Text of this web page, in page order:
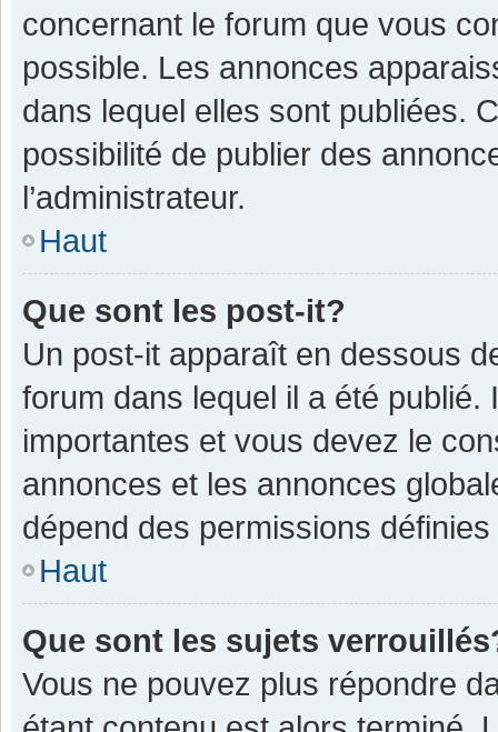
concernant le forum que vous
possible. Les annonces
dans lequel elles sont publiées.
possibilité de publier des
l’administrateur.
Haut
Que sont les post-it?
Un post-it apparaît en dessous
forum dans lequel il a été
importantes et vous devez le
annonces et les annonces
dépend des permissions définies
Haut
Que sont les sujets
Vous ne pouvez plus répondre